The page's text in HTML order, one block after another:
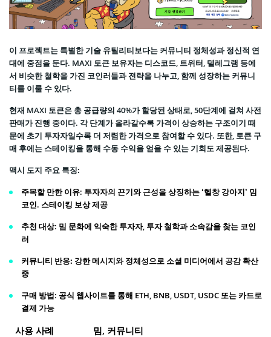
이 프로젝트는 특별한 기술 유틸리티보다는 커뮤니티 정체성과 정신적 연
대에 중점을 둔다. MAXI 토큰 보유자는 디스코드, 트위터, 텔레그램 등에
서 비슷한 철학을 가진 코인러들과 전략을 나누고, 함께 성장하는 커뮤니
티를 이룰 수 있다.
현재 MAXI 토큰은 총 공급량의 40%가 할당된 상태로, 50단계에 걸쳐 사전
판매가 진행 중이다. 각 단계가 올라갈수록 가격이 상승하는 구조이기 때
문에 초기 투자자일수록 더 저렴한 가격으로 참여할 수 있다. 또한, 토큰 구
매 후에는 스테이킹을 통해 수동 수익을 얻을 수 있는 기회도 제공된다.
맥시 도지 주요 특징:
주목할 만한 이유: 투자자의 끈기와 근성을 상징하는 ‘헬창 강아지’ 밈
코인. 스테이킹 보상 제공
추천 대상: 밈 문화에 익숙한 투자자, 투자 철학과 소속감을 찾는 코인
러
커뮤니티 반응: 강한 메시지와 정체성으로 소셜 미디어에서 공감 확산
중
구매 방법: 공식 웹사이트를 통해 ETH, BNB, USDT, USDC 또는 카드로
결제 가능
사용 사례
밈, 커뮤니티